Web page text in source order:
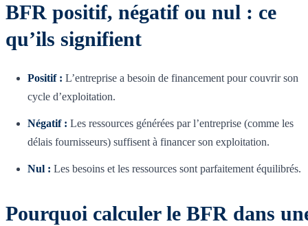
BFR positif, négatif ou nul : ce
qu’ils signifient
Positif : L’entreprise a besoin de financement pour couvrir son
cycle d’exploitation.
Négatif : Les ressources générées par l’entreprise (comme les
délais fournisseurs) suffisent à financer son exploitation.
Nul : Les besoins et les ressources sont parfaitement équilibrés.
Pourquoi calculer le BFR dans